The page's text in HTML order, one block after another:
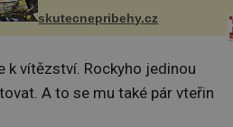
lektvar… Zimní pobyt na
chalupě se pro mě vlastní vinou
změnil v děsivý zážitek, na kt...
skutecnepribehy.cz
k vítězství. Rockyho jedinou
A to se mu také pár vteřin